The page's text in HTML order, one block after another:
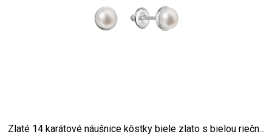
Zlaté 14 karátové náušnice kôstky biele zlato s bielou riečn...